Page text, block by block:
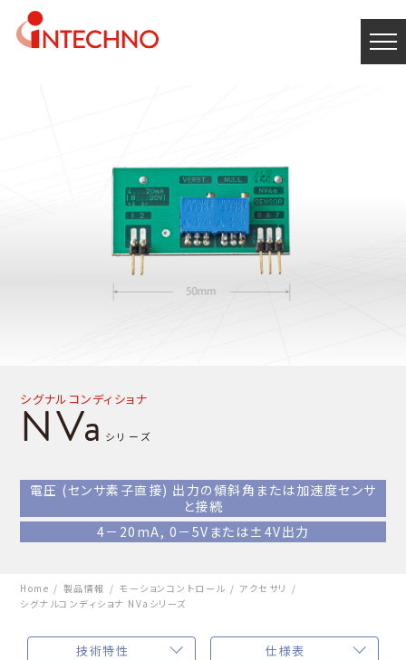
シグナルコンディショナ
NVa シリーズ
電圧 (センサ素子直接) 出力の傾斜角 または加速度センサ
と接続
4－20mA, 0－5Vまたは±4V出力
Home 製品情報 モーションコントロール
アクセサリ
シグナルコンディショナ NVaシリーズ
技術特性 仕様表